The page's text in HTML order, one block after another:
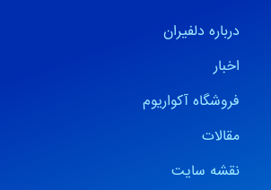
درباره دلفیران
اخبار
فروشگاه آکواریوم
مقالات
نقشه سایت